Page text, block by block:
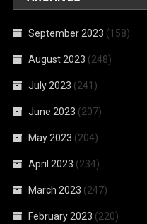
September 2023 (158)
August 2023 (248)
July 2023 (241)
June 2023 (207)
May 2023 (204)
April 2023 (234)
March 2023 (247)
February 2023 (220)